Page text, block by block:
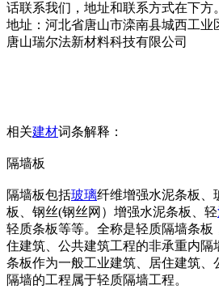
话联系我们，地址和联系方式在下方。
地址：河北省唐山市滦南县城西工业
唐山瑞尔法新材料科技有限公司
相关建材词条解释：
隔墙板
隔墙板包括玻璃纤维增强水泥条板、
板、钢丝(钢丝网）增强水泥条板、轻
轻质条板等等。全称是轻质隔墙条板
住建筑、公共建筑工程的非承重内隔
条板作为一般工业建筑、居住建筑、
隔墙的工程属于轻质隔墙工程。